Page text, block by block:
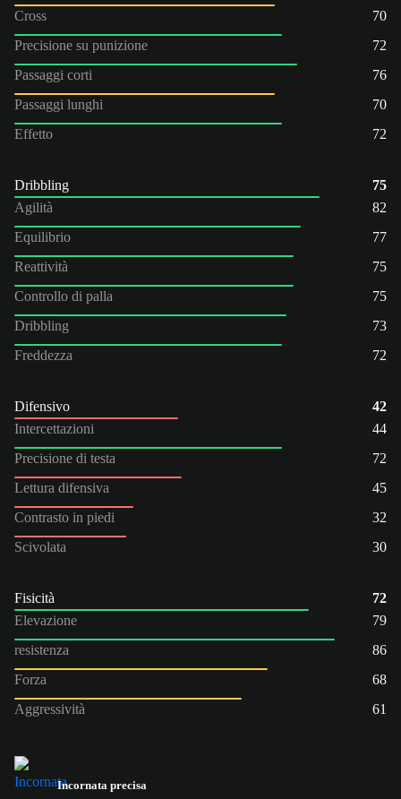
Cross
70
Precisione su punizione
72
Passaggi corti
76
Passaggi lunghi
70
Effetto
72
Dribbling
75
Agilità
82
Equilibrio
77
Reattività
75
Controllo di palla
75
Dribbling
73
Freddezza
72
Difensivo
42
Intercettazioni
44
Precisione di testa
72
Lettura difensiva
45
Contrasto in piedi
32
Scivolata
30
Fisicità
72
Elevazione
79
resistenza
86
Forza
68
Aggressività
61
Incornata precisa